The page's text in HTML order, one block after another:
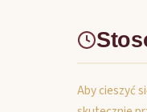
Aby cieszyć